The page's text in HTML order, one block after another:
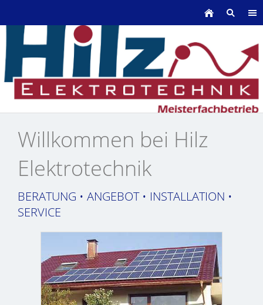
Willkommen bei Hilz
Elektrotechnik
BERATUNG • ANGEBOT • INSTALLATION •
SERVICE